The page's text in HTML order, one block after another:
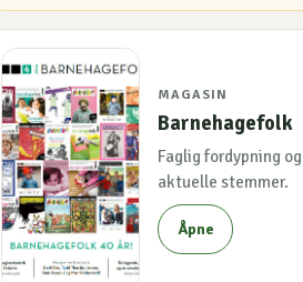
MAGASIN
Barnehagefolk
Faglig fordypning og
aktuelle stemmer.
Åpne